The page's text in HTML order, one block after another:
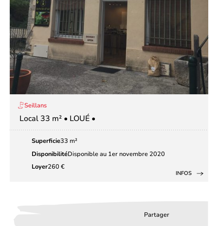
Seillans
Local 33 m² • LOUÉ •
Superficie33 m²
DisponibilitéDisponible au 1er novembre 2020
Loyer260 €
INFOS
Partager